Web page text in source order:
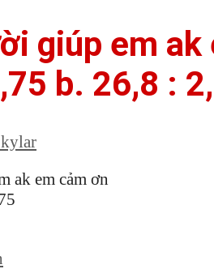
giúp em ak
b. 26,8 :
ak em cảm ơn